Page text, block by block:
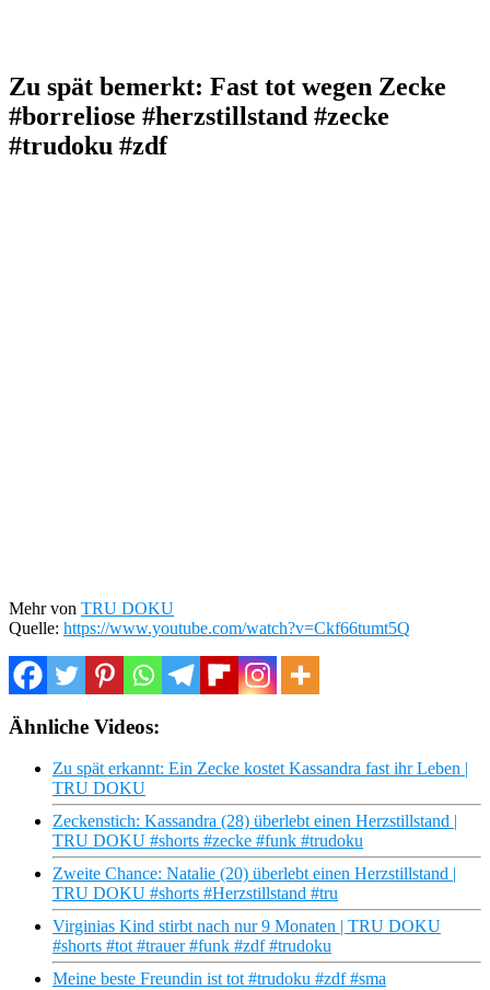
Zu spät bemerkt: Fast tot wegen Zecke
#borreliose #herzstillstand #zecke
#trudoku #zdf
Mehr von TRU DOKU
Quelle: https://www.youtube.com/watch?v=Ckf66tumt5Q
Ähnliche Videos:
Zu spät erkannt: Ein Zecke kostet Kassandra fast ihr Leben |
TRU DOKU
Zeckenstich: Kassandra (28) überlebt einen Herzstillstand |
TRU DOKU #shorts #zecke #funk #trudoku
Zweite Chance: Natalie (20) überlebt einen Herzstillstand |
TRU DOKU #shorts #Herzstillstand #tru
Virginias Kind stirbt nach nur 9 Monaten | TRU DOKU
#shorts #tot #trauer #funk #zdf #trudoku
Meine beste Freundin ist tot #trudoku #zdf #sma